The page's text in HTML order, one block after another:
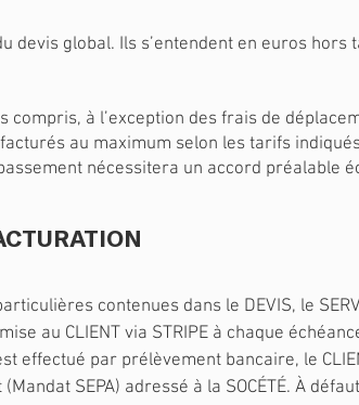
devis global. Ils s’entendent en euros
compris, à l’exception des frais de
facturés au maximum selon les tarifs
nécessitera un accord préalable
contenues dans le DEVIS, le
au CLIENT via STRIPE à chaque
effectué par prélèvement bancaire, le
SEPA) adressé à la SOCÉTÉ. À